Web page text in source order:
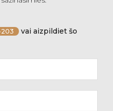
203
vai aizpildiet šo